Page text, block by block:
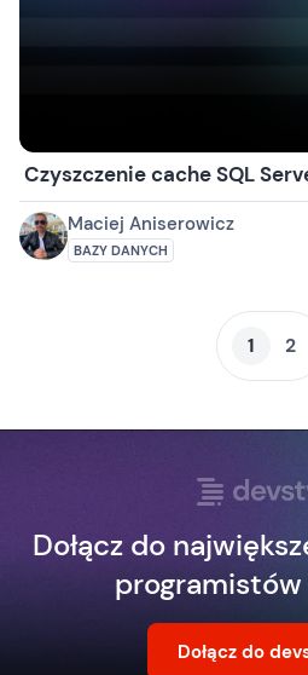
Czyszczenie cache SQL
Maciej Aniserowicz
BAZY DANYCH
1 2
Dołącz do
programistów
Dołącz do